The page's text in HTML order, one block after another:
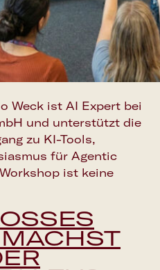
Weck ist AI Expert bei
und unterstützt die
zu KI-Tools,
für Agentic
ist keine
P
D
S